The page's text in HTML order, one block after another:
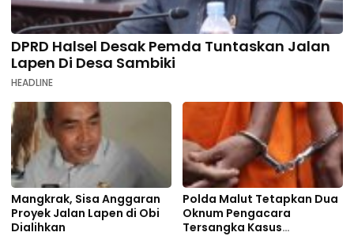
DPRD Halsel Desak Pemda Tuntaskan Jalan
Lapen Di Desa Sambiki
HEADLINE
Mangkrak, Sisa Anggaran
Proyek Jalan Lapen di Obi
Dialihkan
Polda Malut Tetapkan Dua
Oknum Pengacara
Tersangka Kasus